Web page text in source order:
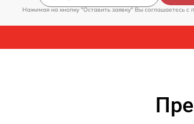
Нажимая на кнопку "Оставить заявку" Вы соглашаетесь c